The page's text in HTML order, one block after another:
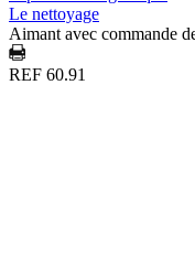
Le nettoyage
Aimant avec commande
REF 60.91